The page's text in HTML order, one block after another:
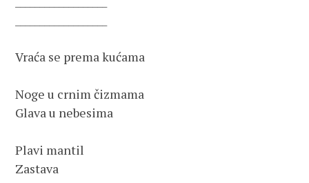
Vraća se prema kućama
Noge u crnim čizmama
Glava u nebesima
Plavi mantil
Zastava